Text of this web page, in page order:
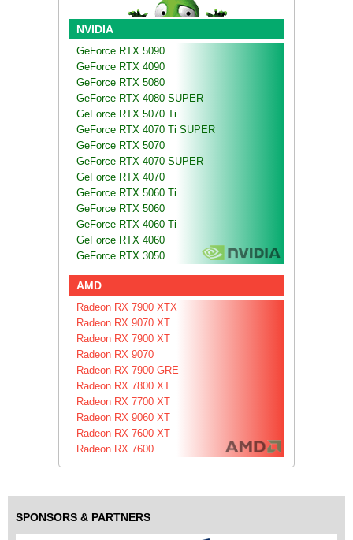
NVIDIA
GeForce RTX 5090
GeForce RTX 4090
GeForce RTX 5080
GeForce RTX 4080 SUPER
GeForce RTX 5070 Ti
GeForce RTX 4070 Ti SUPER
GeForce RTX 5070
GeForce RTX 4070 SUPER
GeForce RTX 4070
GeForce RTX 5060 Ti
GeForce RTX 5060
GeForce RTX 4060 Ti
GeForce RTX 4060
GeForce RTX 3050
AMD
Radeon RX 7900 XTX
Radeon RX 9070 XT
Radeon RX 7900 XT
Radeon RX 9070
Radeon RX 7900 GRE
Radeon RX 7800 XT
Radeon RX 7700 XT
Radeon RX 9060 XT
Radeon RX 7600 XT
Radeon RX 7600
SPONSORS & PARTNERS